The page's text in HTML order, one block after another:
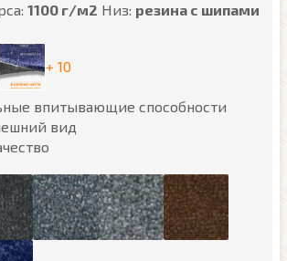
1100 г/м2 Низ: резина с шипами
+ 10
впитывающие способности
вид